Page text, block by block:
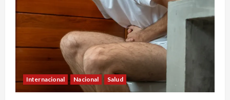
Internacional Nacional Salud